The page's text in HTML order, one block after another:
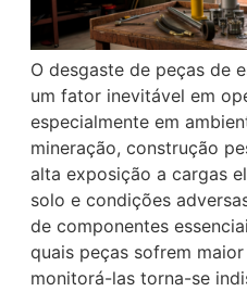
O desgaste de peças de
um fator inevitável em
especialmente em
mineração, construção
alta exposição a cargas
solo e condições
de componentes
quais peças sofrem
monitorá-las torna-se